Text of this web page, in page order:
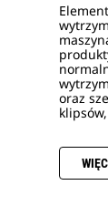
oraz